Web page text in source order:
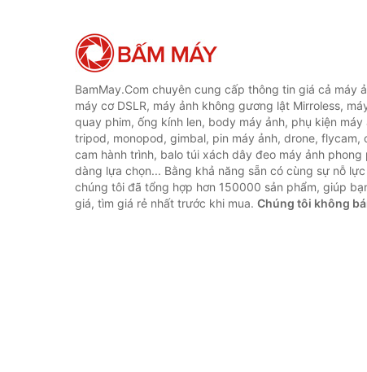
BamMay.Com chuyên cung cấp thông tin giá cả máy
máy cơ DSLR, máy ảnh không gương lật Mirroless,
quay phim, ống kính len, body máy ảnh, phụ kiện máy
tripod, monopod, gimbal, pin máy ảnh, drone, flycam,
cam hành trình, balo túi xách dây đeo máy ảnh
dàng lựa chọn... Bằng khả năng sẵn có cùng sự nỗ
chúng tôi đã tổng hợp hơn 150000 sản phẩm, giúp
giá, tìm giá rẻ nhất trước khi mua. Chúng tôi không